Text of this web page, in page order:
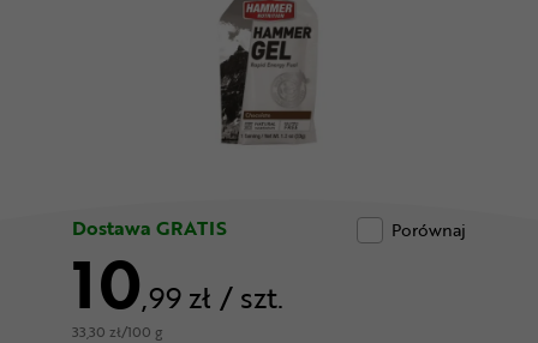
Dostawa GRATIS Porównaj
10,99 zł / szt.
33,30 zł/100 g